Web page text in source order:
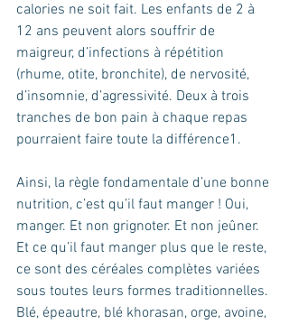
calories ne soit fait. Les enfants de 2 à
12 ans peuvent alors souffrir de
maigreur, d’infections à répétition
(rhume, otite, bronchite), de nervosité,
d’insomnie, d’agressivité. Deux à trois
tranches de bon pain à chaque repas
pourraient faire toute la différence1.
Ainsi, la règle fondamentale d’une bonne
nutrition, c’est qu’il faut manger ! Oui,
manger. Et non grignoter. Et non jeûner.
Et ce qu’il faut manger plus que le reste,
ce sont des céréales complètes variées
sous toutes leurs formes traditionnelles.
Blé, épeautre, blé khorasan, orge, avoine,